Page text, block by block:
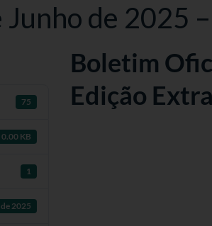
de 2025
75
0.00 KB
1
2025
Boletim
Edição